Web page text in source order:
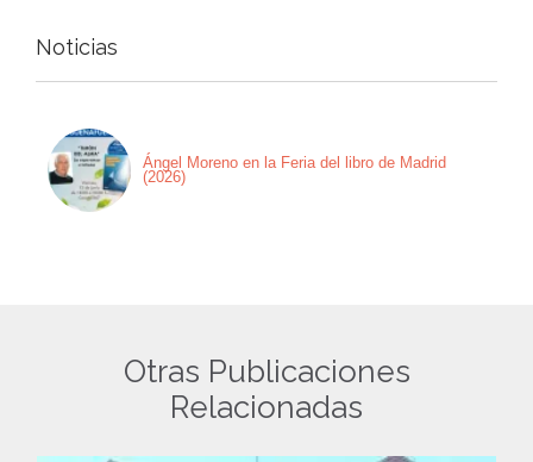
Noticias
Ángel Moreno en la Feria del libro de Madrid
(2026)
Otras Publicaciones
Relacionadas